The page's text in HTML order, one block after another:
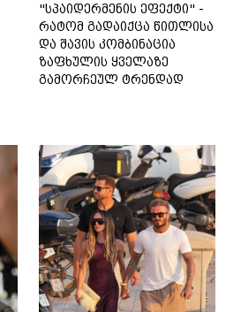
"სპაიდერმენის ეფექტი" -
რატომ გადაიქცა წითლისა
და შავის კომბინაცია
ზაფხულის ყველაზე
გამორჩეულ ტრენდად